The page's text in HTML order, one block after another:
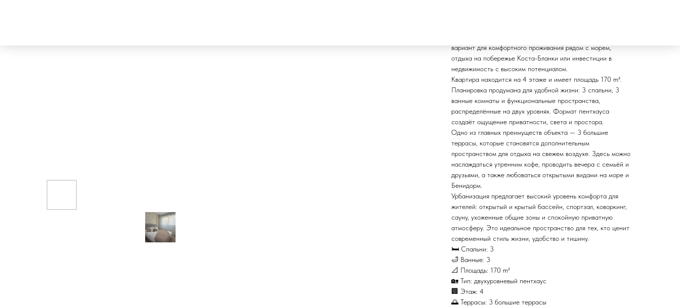
вариант для комфортного проживания рядом с морем,
отдыха на побережье Коста-Бланки или инвестиции в
недвижимость с высоким потенциалом.
Квартира находится на 4 этаже и имеет площадь 170 m².
Планировка продумана для удобной жизни: 3 спальни, 3
ванные комнаты и функциональные пространства,
распределённые на двух уровнях. Формат пентхауса
создаёт ощущение приватности, света и простора.
Одно из главных преимуществ объекта — 3 большие
террасы, которые становятся дополнительным
пространством для отдыха на свежем воздухе. Здесь можно
наслаждаться утренним кофе, проводить вечера с семьёй и
друзьями, а также любоваться открытыми видами на море и
Бенидорм.
Урбанизация предлагает высокий уровень комфорта для
жителей: открытый и крытый бассейн, спортзал, коворкинг,
сауну, ухоженные общие зоны и спокойную приватную
атмосферу. Это идеальное пространство для тех, кто ценит
современный стиль жизни, удобство и тишину.
🛏 Спальни: 3
🛁 Ванные: 3
📐 Площадь: 170 m²
🏡 Тип: двухуровневый пентхаус
🏢 Этаж: 4
🌅 Террасы: 3 большие террасы